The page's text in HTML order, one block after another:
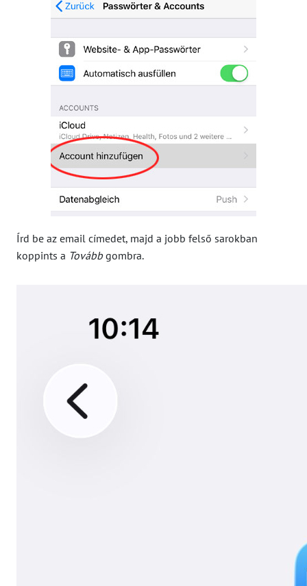
Írd be az email címedet, majd a jobb felső sarokban
koppints a Továbbgombra.